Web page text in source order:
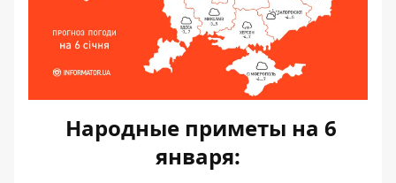
Народные приметы на 6
января: